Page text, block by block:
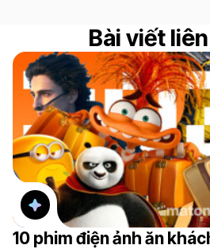
Bài viết
10 phim điện ảnh ăn